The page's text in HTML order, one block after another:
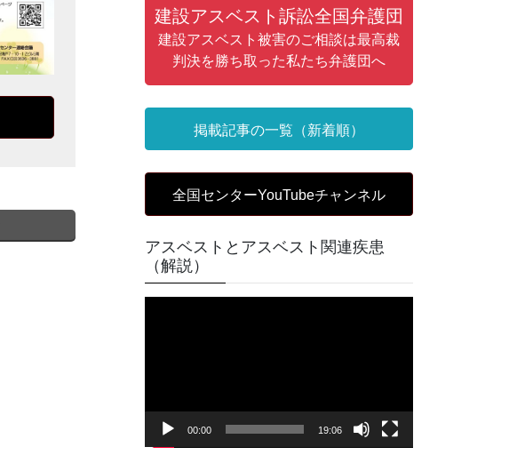
建設アスベスト訴訟全国弁護団
建設アスベスト被害のご相談は最高裁
判決を勝ち取った私たち弁護団へ
掲載記事の一覧（新着順）
全国センターYouTubeチャンネル
アスベストとアスベスト関連疾患
（解説）
ヤ
00:00 19:06